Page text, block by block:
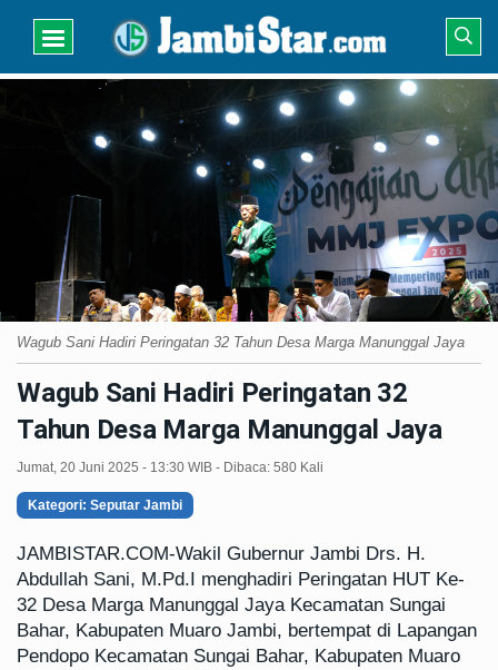
Wagub Sani Hadiri Peringatan 32 Tahun Desa Marga Manunggal Jaya
Wagub Sani Hadiri Peringatan 32
Tahun Desa Marga Manunggal Jaya
Jumat, 20 Juni 2025 - 13:30 WIB - Dibaca: 580 Kali
Kategori: Seputar Jambi
JAMBISTAR.COM-Wakil Gubernur Jambi Drs. H.
Abdullah Sani, M.Pd.I menghadiri Peringatan HUT Ke-
32 Desa Marga Manunggal Jaya Kecamatan Sungai
Bahar, Kabupaten Muaro Jambi, bertempat di Lapangan
Pendopo Kecamatan Sungai Bahar, Kabupaten Muaro